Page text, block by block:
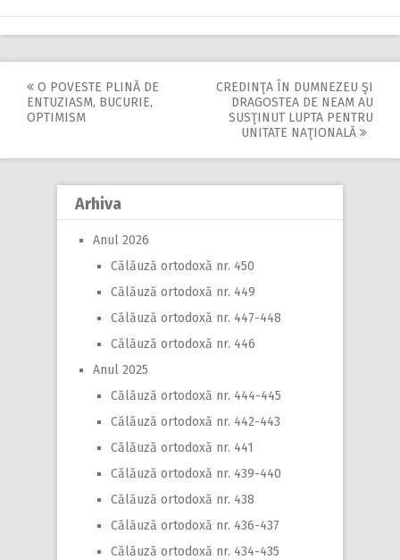
Post
O POVESTE PLINĂ DE
ENTUZIASM, BUCURIE,
OPTIMISM
CREDINŢA ÎN DUMNEZEU ŞI
DRAGOSTEA DE NEAM AU
SUSŢINUT LUPTA PENTRU
UNITATE NAŢIONALĂ
Arhiva
Anul 2026
Călăuză ortodoxă nr. 450
Călăuză ortodoxă nr. 449
Călăuză ortodoxă nr. 447-448
Călăuză ortodoxă nr. 446
Anul 2025
Călăuză ortodoxă nr. 444-445
Călăuză ortodoxă nr. 442-443
Călăuză ortodoxă nr. 441
Călăuză ortodoxă nr. 439-440
Călăuză ortodoxă nr. 438
Călăuză ortodoxă nr. 436-437
Călăuză ortodoxă nr. 434-435